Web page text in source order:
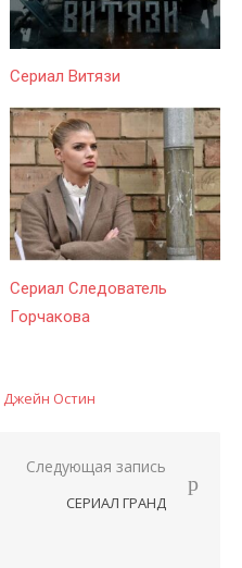
Сериал Витязи
Сериал Следователь
Горчакова
Джейн Остин
Следующая запись
СЕРИАЛ ГРАНД